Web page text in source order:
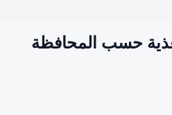
حسب المحافظة